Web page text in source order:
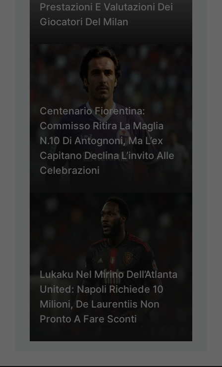
Prestazioni E Valutazioni Dei
Giocatori Del Milan
Centenario Fiorentina:
Commisso Ritira La Maglia
N.10 Di Antognoni, Ma L’ex
Capitano Declina L’invito Alle
Celebrazioni
Lukaku Nel Mirino Dell’Atlanta
United: Napoli Richiede 10
Milioni, De Laurentiis Non
Pronto A Fare Sconti